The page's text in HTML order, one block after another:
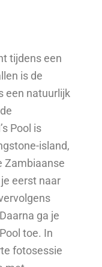
tijdens een
is de
een natuurlijk
Pool is
island,
Zambiaanse
eerst naar
ga je
toe. In
fotosessie